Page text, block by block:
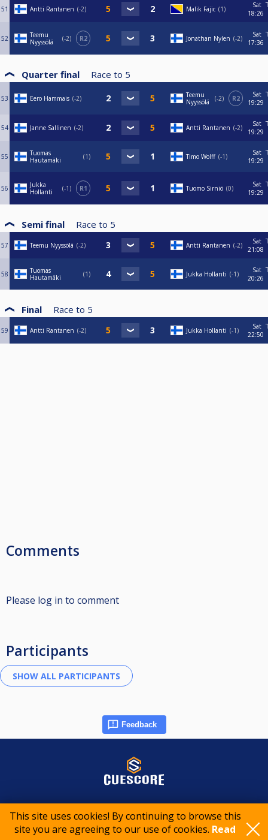
This site uses cookies! By continuing to browse this
site you are agreeing to our use of cookies. Read
51 Antti Rantanen -2 Malik Fajic 1
Sat
18:26
52
Teemu
Nyyssölä
-2 R2 Jonathan Nylen -2
Sat
17:36
Quarter final Race to 5
53 Eero Hammais -2
Teemu
Nyyssölä
-2 R2
Sat
19:29
54 Janne Sallinen -2 Antti Rantanen -2
Sat
19:29
55
Tuomas
Hautamäki
1 Timo Wolff -1
Sat
19:29
56
Jukka
Hollanti
-1 R1 Tuomo Sirniö 0
Sat
19:29
Semi final Race to 5
57 Teemu Nyyssölä -2 Antti Rantanen -2
Sat
21:08
58
Tuomas
Hautamäki
1 Jukka Hollanti -1
Sat
20:26
Final Race to 5
59 Antti Rantanen -2 Jukka Hollanti -1
Sat
22:50
Comments
Please log in to comment
Participants
Feedback
© 2015-2026 CueScore International